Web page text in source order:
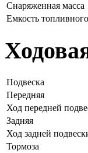
Снаряженная масса
Емкость
Подвеска
Передняя
Ход передней
Задняя
Ход задней
Тормоза